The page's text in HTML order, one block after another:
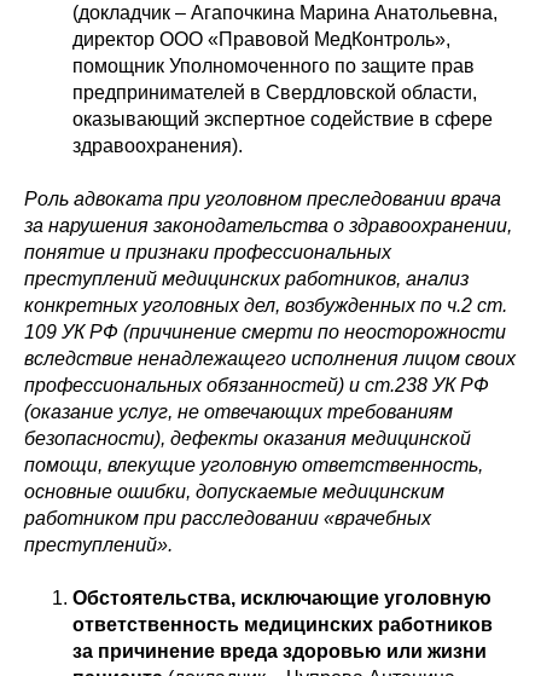
(докладчик – Агапочкина Марина Анатольевна,
директор ООО «Правовой МедКонтроль»,
помощник Уполномоченного по защите прав
предпринимателей в Свердловской области,
оказывающий экспертное содействие в сфере
здравоохранения).
Роль адвоката при уголовном преследовании врача
за нарушения законодательства о здравоохранении,
понятие и признаки профессиональных
преступлений медицинских работников, анализ
конкретных уголовных дел, возбужденных по ч.2 ст.
109 УК РФ (причинение смерти по неосторожности
вследствие ненадлежащего исполнения лицом своих
профессиональных обязанностей) и ст.238 УК РФ
(оказание услуг, не отвечающих требованиям
безопасности), дефекты оказания медицинской
помощи, влекущие уголовную ответственность,
основные ошибки, допускаемые медицинским
работником при расследовании «врачебных
преступлений».
Обстоятельства, исключающие уголовную
ответственность медицинских работников
за причинение вреда здоровью или жизни